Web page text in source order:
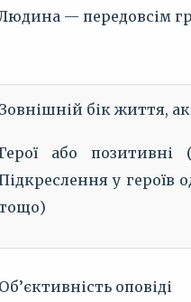
— передовсім
Зовнішній бік життя,
або позитивні
у героїв
Об’єктивність оповіді